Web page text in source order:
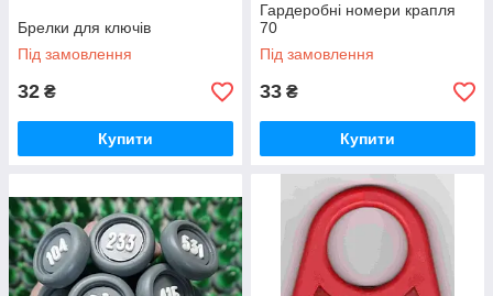
Брелки для ключів
Під замовлення
32 ₴
Купити
Гардеробні номери крапля
70
Під замовлення
33 ₴
Купити